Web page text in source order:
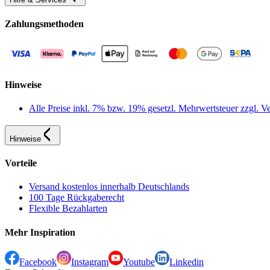
Zahlungsmethoden
Hinweise
Alle Preise inkl. 7% bzw. 19% gesetzl. Mehrwertsteuer zzgl.
Hinweise
Vorteile
Versand kostenlos innerhalb Deutschlands
100 Tage Rückgaberecht
Flexible Bezahlarten
Mehr Inspiration
Facebook Instagram Youtube
Linkedin